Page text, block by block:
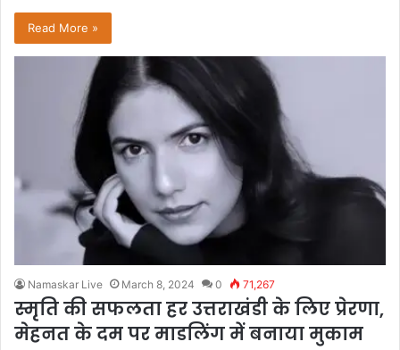
Read More »
Namaskar Live March 8, 2024 0 71,267
स्मृति की सफलता हर उत्तराखंडी के लिए प्रेरणा,
मेहनत के दम पर माडलिंग में बनाया मुकाम